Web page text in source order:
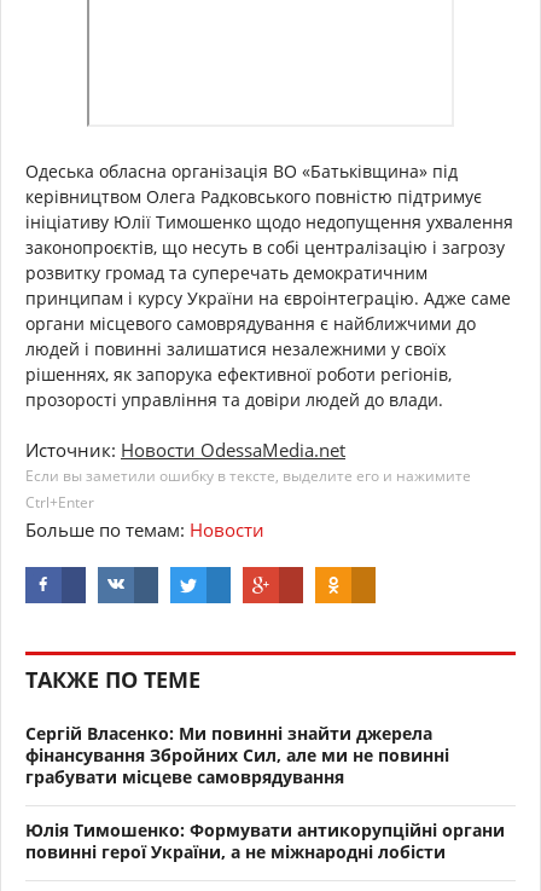
Одеська обласна організація ВО «Батьківщина» під
керівництвом Олега Радковського повністю підтримує
ініціативу Юлії Тимошенко щодо недопущення ухвалення
законопроєктів, що несуть в собі централізацію і загрозу
розвитку громад та суперечать демократичним
принципам і курсу України на євроінтеграцію. Адже саме
органи місцевого самоврядування є найближчими до
людей і повинні залишатися незалежними у своїх
рішеннях, як запорука ефективної роботи регіонів,
прозорості управління та довіри людей до влади.
Источник: Новости OdessaMedia.net
Если вы заметили ошибку в тексте, выделите его и нажимите
Ctrl+Enter
Больше по темам: Новости
ТАКЖЕ ПО ТЕМЕ
Сергій Власенко: Ми повинні знайти джерела
фінансування Збройних Сил, але ми не повинні
грабувати місцеве самоврядування
Юлія Тимошенко: Формувати антикорупційні органи
повинні герої України, а не міжнародні лобісти